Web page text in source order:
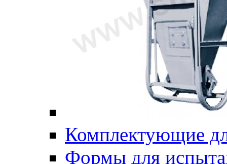
Комплектующие
Формы для